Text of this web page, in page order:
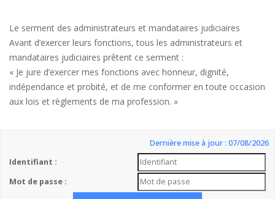
Le serment des administrateurs et mandataires judiciaires
Avant d’exercer leurs fonctions, tous les administrateurs et
mandataires judiciaires prêtent ce serment :
« Je jure d’exercer mes fonctions avec honneur, dignité,
indépendance et probité, et de me conformer en toute occasion
aux lois et règlements de ma profession. »
Dernière mise à jour : 07/08/2026
Identifiant :
Mot de passe :